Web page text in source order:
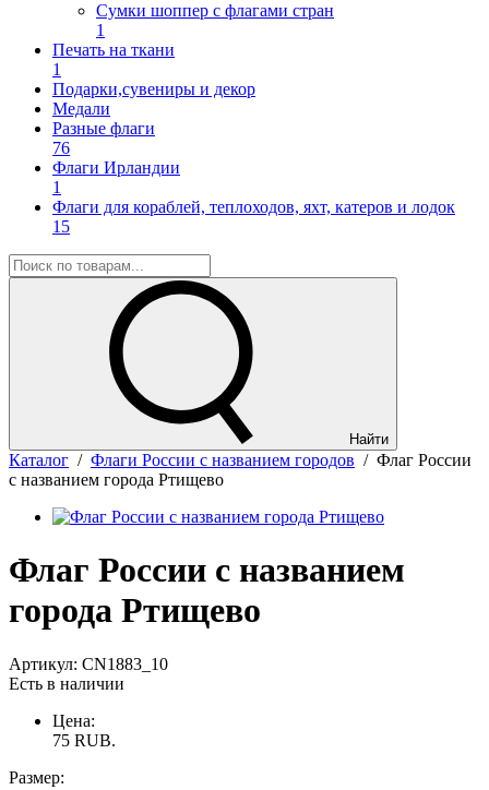
Сумки шоппер с флагами стран
1
Печать на ткани
1
Подарки,сувениры и декор
Медали
Разные флаги
76
Флаги Ирландии
1
Флаги для кораблей, теплоходов, яхт, катеров и лодок
15
Найти
Каталог / Флаги России с названием городов / Флаг России
с названием города Ртищево
Флаг России с названием
города Ртищево
Артикул: CN1883_10
Есть в наличии
Цена:
75 RUB.
Размер: